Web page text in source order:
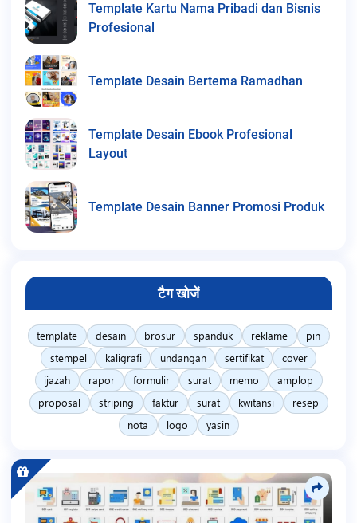
Template Kartu Nama Pribadi dan Bisnis
Profesional
Template Desain Bertema Ramadhan
Template Desain Ebook Profesional
Layout
Template Desain Banner Promosi Produk
टैग खोजें
template desain brosur spanduk reklame
pin
stempel
kaligrafi undangan sertifikat
cover
ijazah
rapor formulir surat memo
amplop
proposal
striping faktur surat kwitansi
resep
nota
logo yasin